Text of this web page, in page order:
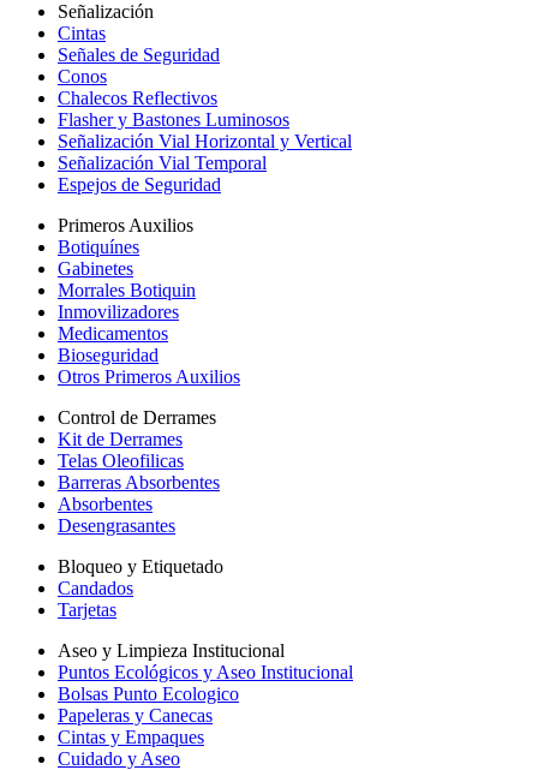
Señalización
Cintas
Señales de Seguridad
Conos
Chalecos Reflectivos
Flasher y Bastones Luminosos
Señalización Vial Horizontal y Vertical
Señalización Vial Temporal
Espejos de Seguridad
Primeros Auxilios
Botiquínes
Gabinetes
Morrales Botiquin
Inmovilizadores
Medicamentos
Bioseguridad
Otros Primeros Auxilios
Control de Derrames
Kit de Derrames
Telas Oleofilicas
Barreras Absorbentes
Absorbentes
Desengrasantes
Bloqueo y Etiquetado
Candados
Tarjetas
Aseo y Limpieza Institucional
Puntos Ecológicos y Aseo Institucional
Bolsas Punto Ecologico
Papeleras y Canecas
Cintas y Empaques
Cuidado y Aseo